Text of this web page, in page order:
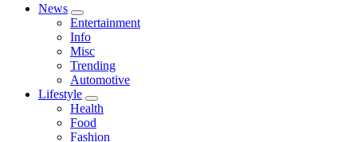
News
Entertainment
Info
Misc
Trending
Automotive
Lifestyle
Health
Food
Fashion